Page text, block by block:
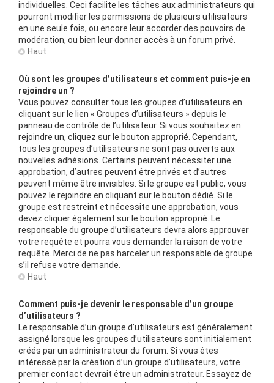
individuelles. Ceci facilite les tâches aux administrateurs qui
pourront modifier les permissions de plusieurs utilisateurs
en une seule fois, ou encore leur accorder des pouvoirs de
modération, ou bien leur donner accès à un forum privé.
Haut
Où sont les groupes d’utilisateurs et comment puis-je en
rejoindre un ?
Vous pouvez consulter tous les groupes d’utilisateurs en
cliquant sur le lien « Groupes d’utilisateurs » depuis le
panneau de contrôle de l’utilisateur. Si vous souhaitez en
rejoindre un, cliquez sur le bouton approprié. Cependant,
tous les groupes d’utilisateurs ne sont pas ouverts aux
nouvelles adhésions. Certains peuvent nécessiter une
approbation, d’autres peuvent être privés et d’autres
peuvent même être invisibles. Si le groupe est public, vous
pouvez le rejoindre en cliquant sur le bouton dédié. Si le
groupe est restreint et nécessite une approbation, vous
devez cliquer également sur le bouton approprié. Le
responsable du groupe d’utilisateurs devra alors approuver
votre requête et pourra vous demander la raison de votre
requête. Merci de ne pas harceler un responsable de groupe
s’il refuse votre demande.
Haut
Comment puis-je devenir le responsable d’un groupe
d’utilisateurs ?
Le responsable d’un groupe d’utilisateurs est généralement
assigné lorsque les groupes d’utilisateurs sont initialement
créés par un administrateur du forum. Si vous êtes
intéressé par la création d’un groupe d’utilisateurs, votre
premier contact devrait être un administrateur. Essayez de